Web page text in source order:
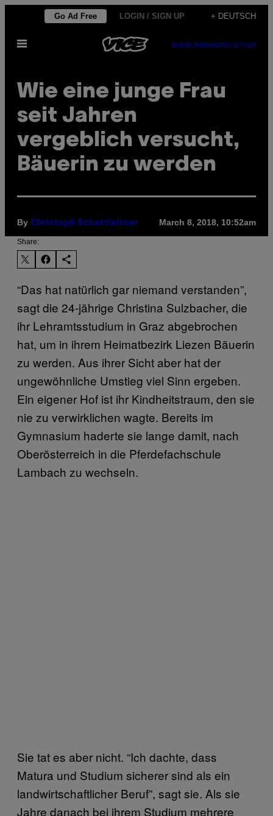
content
Go Ad Free LOGIN / SIGN UP + DEUTSCH
Open
SUBSCRIBENEWSLETTER
Wie eine junge Frau
seit Jahren
vergeblich versucht,
Bäuerin zu werden
By Christoph Schattleitner March 8, 2018, 10:52am
Share:
“Das hat natürlich gar niemand verstanden”,
sagt die 24-jährige Christina Sulzbacher, die
ihr Lehramtsstudium in Graz abgebrochen
hat, um in ihrem Heimatbezirk Liezen Bäuerin
zu werden. Aus ihrer Sicht aber hat der
ungewöhnliche Umstieg viel Sinn ergeben.
Ein eigener Hof ist ihr Kindheitstraum, den sie
nie zu verwirklichen wagte. Bereits im
Gymnasium haderte sie lange damit, nach
Oberösterreich in die Pferdefachschule
Lambach zu wechseln.
Sie tat es aber nicht. “Ich dachte, dass
Matura und Studium sicherer sind als ein
landwirtschaftlicher Beruf”, sagt sie. Als sie
Jahre danach bei ihrem Studium mehrere